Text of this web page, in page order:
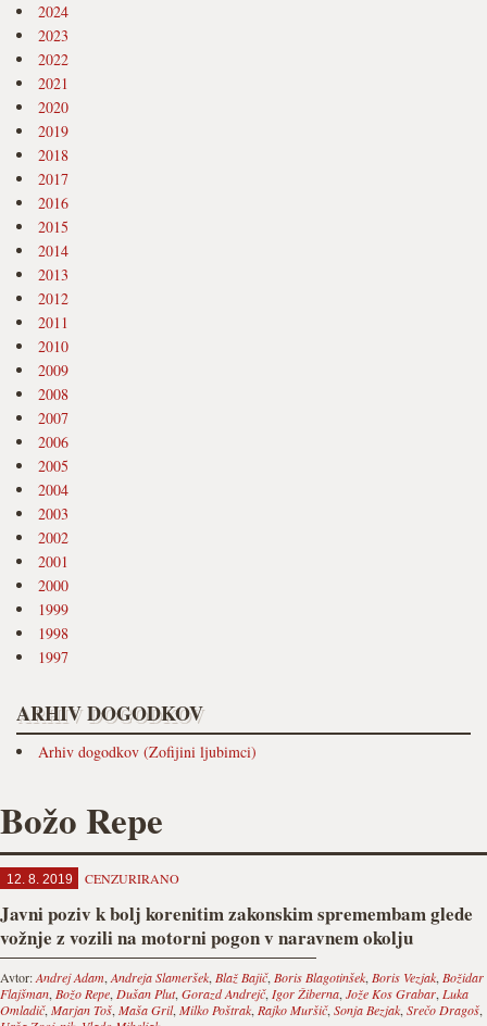
2024
2023
2022
2021
2020
2019
2018
2017
2016
2015
2014
2013
2012
2011
2010
2009
2008
2007
2006
2005
2004
2003
2002
2001
2000
1999
1998
1997
ARHIV DOGODKOV
Arhiv dogodkov (Zofijini ljubimci)
Božo Repe
12. 8. 2019 CENZURIRANO
Javni poziv k bolj korenitim zakonskim spremembam glede
vožnje z vozili na motorni pogon v naravnem okolju
Avtor:Andrej Adam, Andreja Slameršek, Blaž Bajič, Boris Blagotinšek, Boris Vezjak, Božidar
Flajšman, Božo Repe, Dušan Plut, Gorazd Andrejč, Igor Žiberna, Jože Kos Grabar, Luka
Omladič, Marjan Toš, Maša Gril, Milko Poštrak, Rajko Muršič, Sonja Bezjak, Srečo Dragoš,